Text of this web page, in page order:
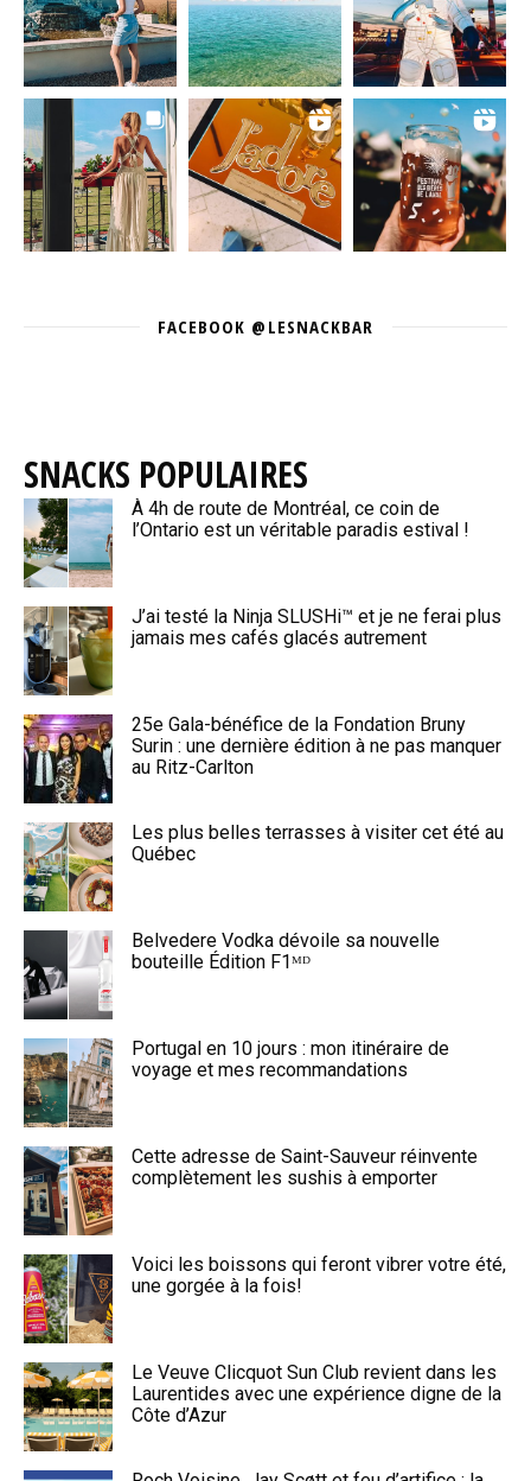
FACEBOOK @LESNACKBAR
SNACKS POPULAIRES
À 4h de route de Montréal, ce coin de
l’Ontario est un véritable paradis estival !
J’ai testé la Ninja SLUSHi™ et je ne ferai plus
jamais mes cafés glacés autrement
25e Gala-bénéfice de la Fondation Bruny
Surin : une dernière édition à ne pas manquer
au Ritz-Carlton
Les plus belles terrasses à visiter cet été au
Québec
Belvedere Vodka dévoile sa nouvelle
bouteille Édition F1ᴹᴰ
Portugal en 10 jours : mon itinéraire de
voyage et mes recommandations
Cette adresse de Saint-Sauveur réinvente
complètement les sushis à emporter
Voici les boissons qui feront vibrer votre été,
une gorgée à la fois!
Le Veuve Clicquot Sun Club revient dans les
Laurentides avec une expérience digne de la
Côte d’Azur